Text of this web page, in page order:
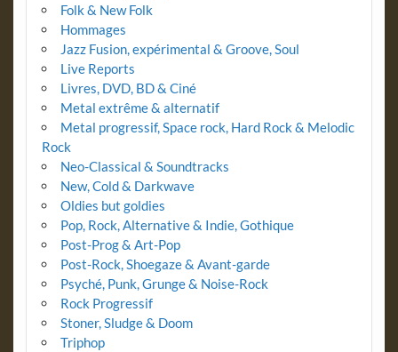
Folk & New Folk
Hommages
Jazz Fusion, expérimental & Groove, Soul
Live Reports
Livres, DVD, BD & Ciné
Metal extrême & alternatif
Metal progressif, Space rock, Hard Rock & Melodic
Rock
Neo-Classical & Soundtracks
New, Cold & Darkwave
Oldies but goldies
Pop, Rock, Alternative & Indie, Gothique
Post-Prog & Art-Pop
Post-Rock, Shoegaze & Avant-garde
Psyché, Punk, Grunge & Noise-Rock
Rock Progressif
Stoner, Sludge & Doom
Triphop